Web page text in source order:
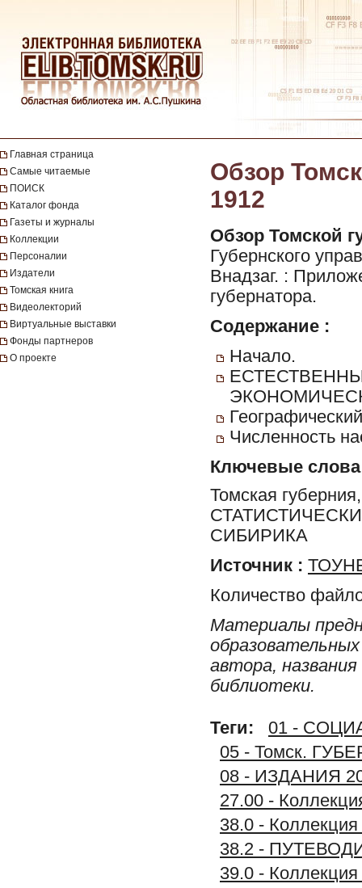
Главная страница
Самые читаемые
ПОИСК
Каталог фонда
Газеты и журналы
Коллекции
Персоналии
Издатели
Томская книга
Видеолекторий
Виртуальные выставки
Фонды партнеров
О проекте
Обзор
1912
Обзор Томской
Губернского
Внадзаг. :
губернатора.
Содержание :
Начало.
Численность
Ключевые слова
Томская
СИБИРИКА
Источник :
Количество
Материалы
автора,
библиотеки.
Теги:
01 -
05 - Томск.
08 - ИЗДАНИЯ
27.00 -
38.0 -
38.2 -
39.0 -